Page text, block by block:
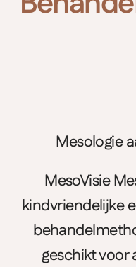
Mesologie
MesoVisie
kindvriendelijke
geschikt voor